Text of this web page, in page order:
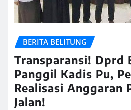
BERITA BELITUNG
Transparansi! Dprd
Panggil Kadis Pu,
Realisasi Anggaran
Jalan!